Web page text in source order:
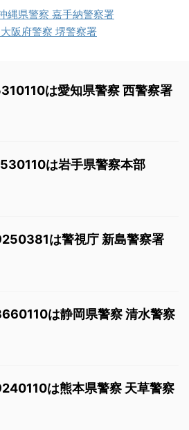
縄県警察 嘉手納警察署
阪府警察 堺警察署
は愛知県警察 西警察署
は岩手県警察本部
は警視庁 新島警察署
は静岡県警察 清水警察
は熊本県警察 天草警察